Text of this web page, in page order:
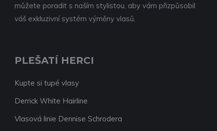
můžete poradit s naším stylistou, aby vám přizpůsobil
váš exkluzivní systém výměny vlasů.
PLEŠATÍ HERCI
Kupte si tupé vlasy
Derrick White Hairline
Vlasová linie Dennise Schrodera